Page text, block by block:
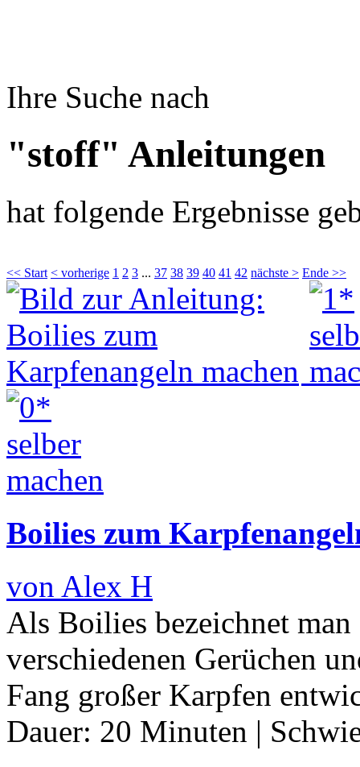
Ihre Suche nach
"stoff" Anleitungen
hat folgende Ergebnisse
<< Start < vorherige 1 2 3 ... 37 38 39 40 41 42 nächste > Ende >>
Boilies zum
von Alex H
Als Boilies bezeichnet
verschiedenen Gerüchen
Fang großer Karpfen
Dauer: 20 Minuten |